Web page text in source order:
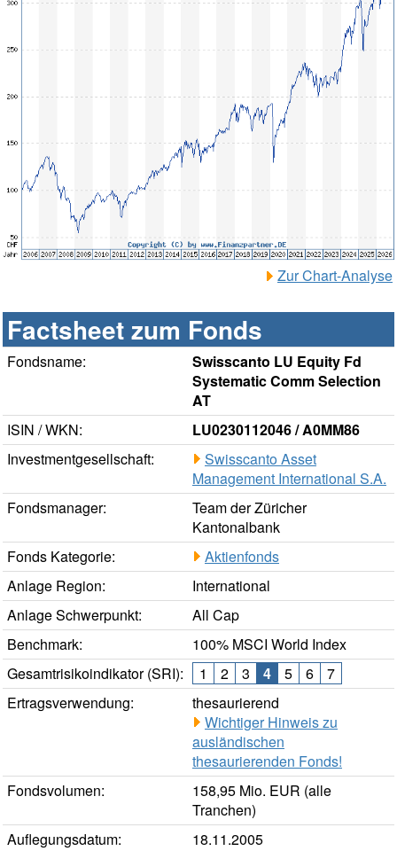
Zur Chart-Analyse
Factsheet zum Fonds
Fondsname:
Swisscanto LU Equity Fd
Systematic Comm Selection
AT
ISIN / WKN:
LU0230112046 / A0MM86
Investmentgesellschaft:
Swisscanto Asset
Management International S.A.
Fondsmanager:
Team der Züricher
Kantonalbank
Fonds Kategorie:
Aktienfonds
Anlage Region:
International
Anlage Schwerpunkt:
All Cap
Benchmark:
100% MSCI World Index
Gesamtrisikoindikator (SRI):
1 2 3 4 5 6
7
Ertragsverwendung:
thesaurierend
Wichtiger Hinweis zu
ausländischen
thesaurierenden Fonds!
Fondsvolumen:
158,95 Mio. EUR (alle
Tranchen)
Auflegungsdatum:
18.11.2005